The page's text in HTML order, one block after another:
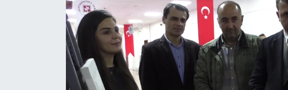
HABERDE İNSAN
KÜLTÜR-SANAT